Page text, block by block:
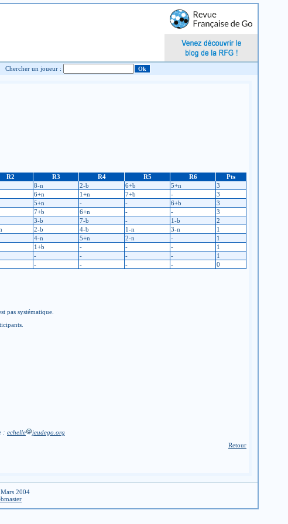
Chercher un joueur :
R2 R3 R4 R5 R6
Pts
8-n 2-b 6+b 5+n
3
6+n 1+n 7+b -
3
5+n - - 6+b
3
7+b 6+n - -
3
3-b 7-b - 1-b
2
2-b 4-b 1-n 3-n
1
4-n 5+n 2-n -
1
1+b - - -
1
- - - -
1
- - - -
0
pas systématique.
: echelle
jeudego.org
Retour
2004